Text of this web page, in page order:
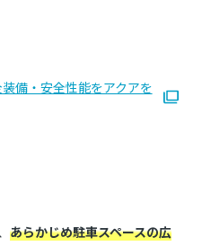
備・安全性能をアクアを
あらかじめ駐車スペースの広